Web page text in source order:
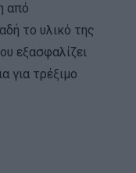
από
το υλικό της
εξασφαλίζει
για τρέξιμο